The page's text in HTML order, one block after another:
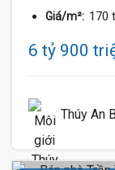
Giá/m²: 170
6 tỷ 900
Thúy An